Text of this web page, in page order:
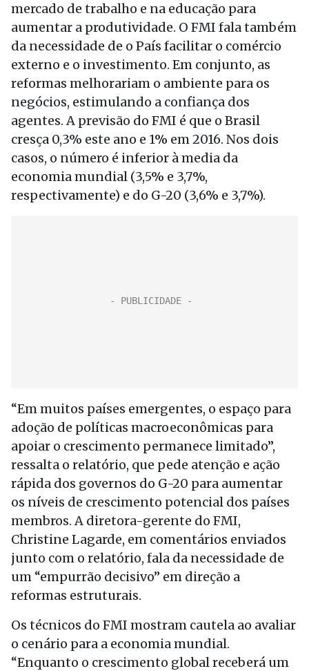
mercado de trabalho e na educação para
aumentar a produtividade. O FMI fala também
da necessidade de o País facilitar o comércio
externo e o investimento. Em conjunto, as
reformas melhorariam o ambiente para os
negócios, estimulando a confiança dos
agentes. A previsão do FMI é que o Brasil
cresça 0,3% este ano e 1% em 2016. Nos dois
casos, o número é inferior à media da
economia mundial (3,5% e 3,7%,
respectivamente) e do G-20 (3,6% e 3,7%).
“Em muitos países emergentes, o espaço para
adoção de políticas macroeconômicas para
apoiar o crescimento permanece limitado”,
ressalta o relatório, que pede atenção e ação
rápida dos governos do G-20 para aumentar
os níveis de crescimento potencial dos países
membros. A diretora-gerente do FMI,
Christine Lagarde, em comentários enviados
junto com o relatório, fala da necessidade de
um “empurrão decisivo” em direção a
reformas estruturais.
Os técnicos do FMI mostram cautela ao avaliar
o cenário para a economia mundial.
“Enquanto o crescimento global receberá um